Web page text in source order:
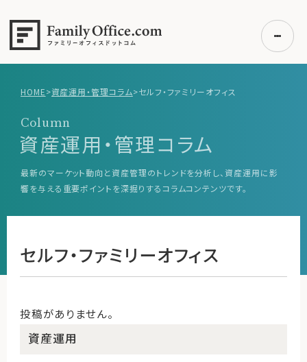
ご利用の流れ・プラン
事例紹介
エキスパート一覧
利用者の声
HOME>資産運用・管理コラム>セルフ・ファミリーオフィス
Column
資産運用・管理コラム
最新のマーケット動向と資産管理のトレンドを分析し、資産運用に影
響を与える重要ポイントを深掘りするコラムコンテンツです。
セルフ・ファミリーオフィス
投稿がありません。
資産運用